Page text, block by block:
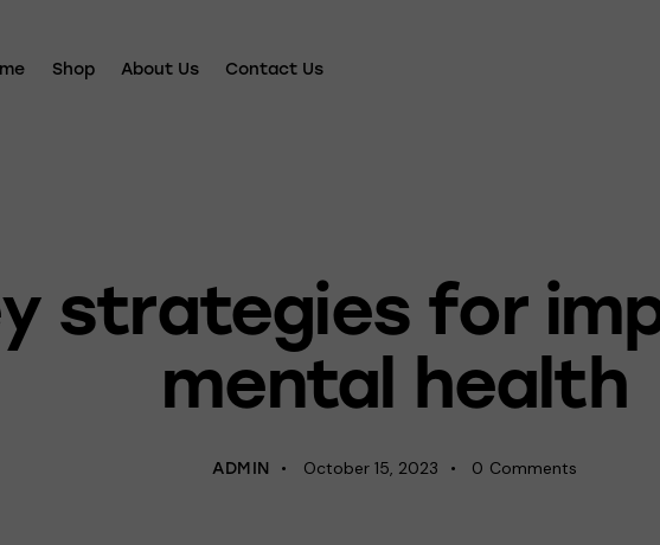
Shop About Us Contact Us
strategies for
mental health
ADMIN October 15, 2023 0 Comments